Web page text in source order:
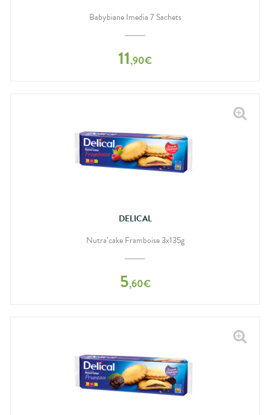
Babybiane Imedia 7 Sachets
11,90€
DELICAL
Nutra’cake Framboise 3x135g
5,60€